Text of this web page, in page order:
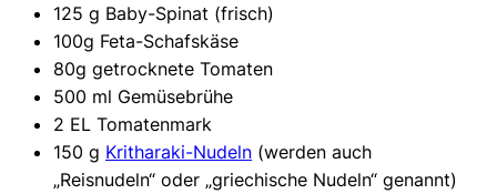
125 g Baby-Spinat (frisch)
100g Feta-Schafskäse
80g getrocknete Tomaten
500 ml Gemüsebrühe
2 EL Tomatenmark
150 g Kritharaki-Nudeln (werden auch
„Reisnudeln“ oder „griechische Nudeln“ genannt)